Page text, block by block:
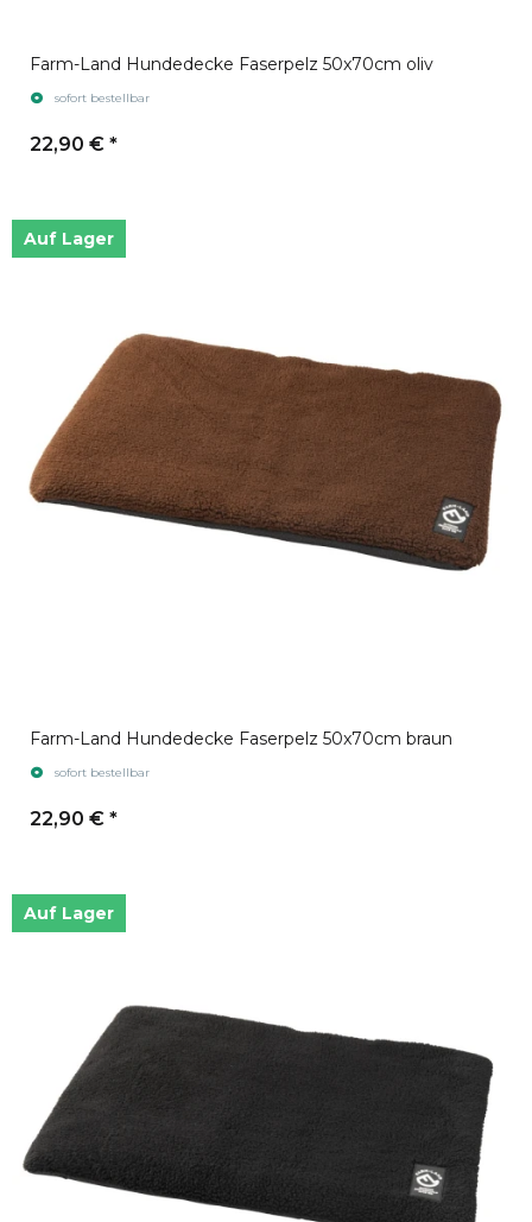
Farm-Land Hundedecke Faserpelz 50x70cm oliv
sofort bestellbar
22,90 € *
Auf Lager
Farm-Land Hundedecke Faserpelz 50x70cm braun
sofort bestellbar
22,90 € *
Auf Lager